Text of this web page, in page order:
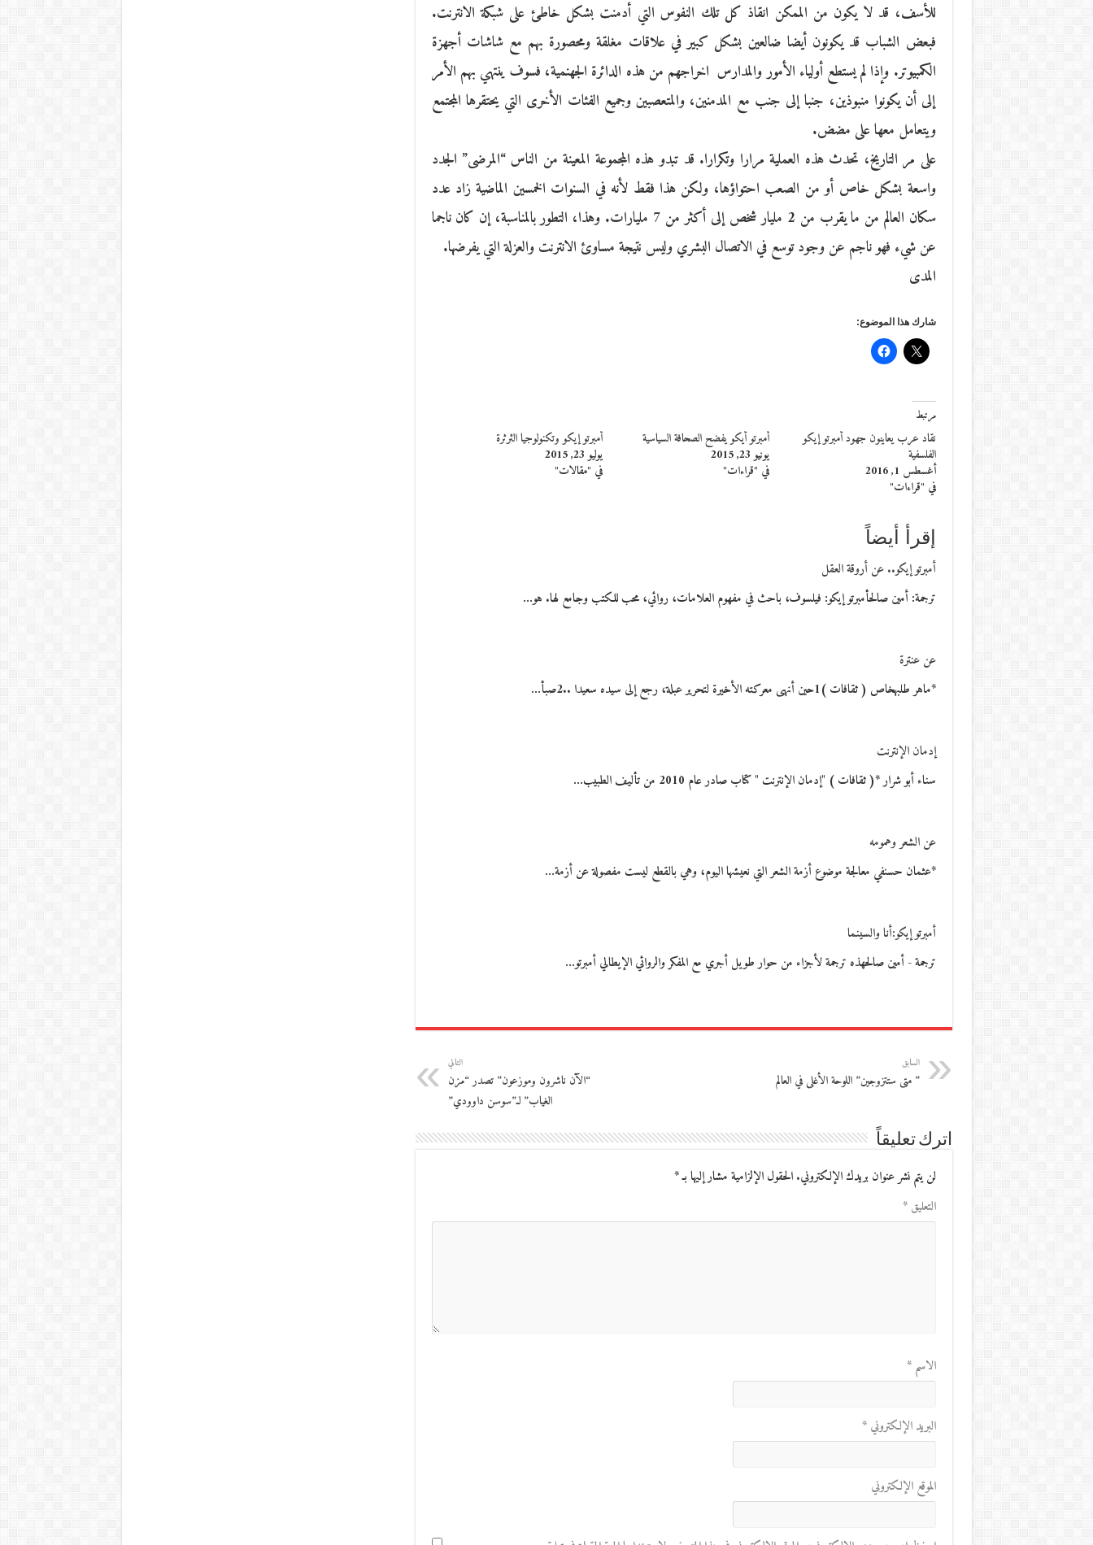
للأسف، قد لا يكون من الممكن انقاذ كل تلك النفوس التي أدمنت بشكل خاطئ على شبكة الانترنت.
فبعض الشباب قد يكونون أيضا ضالعين بشكل كبير في علاقات مغلقة ومحصورة بهم مع شاشات أجهزة
الكمبيوتر. وإذا لم يستطع أولياء الأمور والمدارس اخراجهم من هذه الدائرة الجهنمية، فسوف ينتهي بهم الأمر
إلى أن يكونوا منبوذين، جنبا إلى جنب مع المدمنين، والمتعصبين وجميع الفئات الأخرى التي يحتقرها المجتمع
ويتعامل معها على مضض.
على مر التاريخ، تحدث هذه العملية مرارا وتكرارا. قد تبدو هذه المجموعة المعينة من الناس “المرضى” الجدد
واسعة بشكل خاص أو من الصعب احتواؤها، ولكن هذا فقط لأنه في السنوات الخمسين الماضية زاد عدد
سكان العالم من ما يقرب من 2 مليار شخص إلى أكثر من 7 مليارات. وهذا، التطور بالمناسبة، إن كان ناجما
عن شيء فهو ناجم عن وجود توسع في الاتصال البشري وليس نتيجة مساوئ الانترنت والعزلة التي يفرضها.
المدى
شارك هذا الموضوع:
مرتبط
نقاد عرب يعاينون جهود أمبرتو إيكو
الفلسفية
أغسطس 1, 2016
في "قراءات"
أمبرتو أيكو يفضح الصحافة السياسية
يونيو 23, 2015
في "قراءات"
أمبرتو إيكو وتكنولوجيا الثرثرة
يوليو 23, 2015
في "مقالات"
إقرأ أيضاً
أمبرتو إيكو.. عن أروقة العقل
ترجمة: أمين صالحأمبرتو إيكو: فيلسوف، باحث في مفهوم العلامات، روائي، محب للكتب وجامع لها. هو…
عن عنترة
*ماهر طلبهخاص ( ثقافات )1حين أنهى معركته الأخيرة لتحرير عبلة، رجع إلى سيده سعيدا ..2صبأ…
إدمان الإنترنت
سناء أبو شرار *( ثقافات ) "إدمان الإنترنت " كتاب صادر عام 2010 من تأليف الطبيب…
عن الشعر وهمومه
*عثمان حسنفي معالجة موضوع أزمة الشعر التي نعيشها اليوم، وهي بالقطع ليست مفصولة عن أزمة…
أمبرتو إيكو:أنا والسينما
ترجمة - أمين صالحهذه ترجمة لأجزاء من حوار طويل أجري مع المفكر والروائي الإيطالي أمبرتو…
السابق
” متى ستتزوجين” اللوحة الأغلى في العالم
التالي
“الآن ناشرون وموزعون” تصدر “مزن
الغياب” لـ”سوسن داوودي”
اترك تعليقاً
لن يتم نشر عنوان بريدك الإلكتروني. الحقول الإلزامية مشار إليها بـ*
التعليق*
الاسم*
البريد الإلكتروني*
الموقع الإلكتروني